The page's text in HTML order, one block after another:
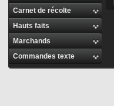
Carnet de récolte
Hauts faits
Marchands
Commandes texte